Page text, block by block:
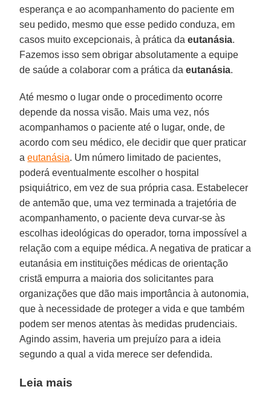
esperança e ao acompanhamento do paciente em
seu pedido, mesmo que esse pedido conduza, em
casos muito excepcionais, à prática daeutanásia.
Fazemos isso sem obrigar absolutamente a equipe
de saúde a colaborar com a prática daeutanásia.
Até mesmo o lugar onde o procedimento ocorre
depende da nossa visão. Mais uma vez, nós
acompanhamos o paciente até o lugar, onde, de
acordo com seu médico, ele decidir que quer praticar
aeutanásia. Um número limitado de pacientes,
poderá eventualmente escolher o hospital
psiquiátrico, em vez de sua própria casa. Estabelecer
de antemão que, uma vez terminada a trajetória de
acompanhamento, o paciente deva curvar-se às
escolhas ideológicas do operador, torna impossível a
relação com a equipe médica. A negativa de praticar a
eutanásia em instituições médicas de orientação
cristã empurra a maioria dos solicitantes para
organizações que dão mais importância à autonomia,
que à necessidade de proteger a vida e que também
podem ser menos atentas às medidas prudenciais.
Agindo assim, haveria um prejuízo para a ideia
segundo a qual a vida merece ser defendida.
Leia mais